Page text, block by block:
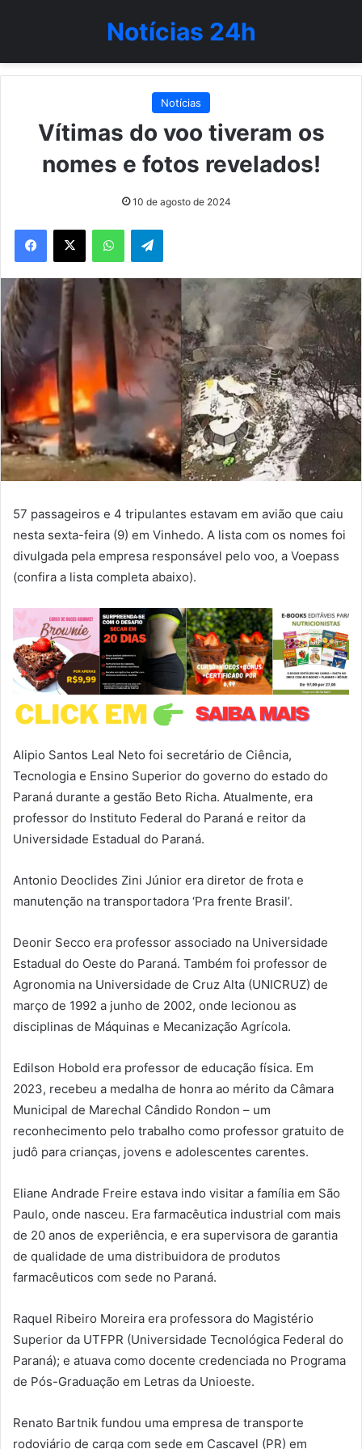
Notícias 24h
Notícias
Vítimas do voo tiveram os
nomes e fotos revelados!
10 de agosto de 2024
WhatsAppTelegram
57 passageiros e 4 tripulantes estavam em avião que caiu
nesta sexta-feira (9) em Vinhedo. A lista com os nomes foi
divulgada pela empresa responsável pelo voo, a Voepass
(confira a lista completa abaixo).
Alipio Santos Leal Neto foi secretário de Ciência,
Tecnologia e Ensino Superior do governo do estado do
Paraná durante a gestão Beto Richa. Atualmente, era
professor do Instituto Federal do Paraná e reitor da
Universidade Estadual do Paraná.
Antonio Deoclides Zini Júnior era diretor de frota e
manutenção na transportadora ‘Pra frente Brasil’.
Deonir Secco era professor associado na Universidade
Estadual do Oeste do Paraná. Também foi professor de
Agronomia na Universidade de Cruz Alta (UNICRUZ) de
março de 1992 a junho de 2002, onde lecionou as
disciplinas de Máquinas e Mecanização Agrícola.
Edilson Hobold era professor de educação física. Em
2023, recebeu a medalha de honra ao mérito da Câmara
Municipal de Marechal Cândido Rondon – um
reconhecimento pelo trabalho como professor gratuito de
judô para crianças, jovens e adolescentes carentes.
Eliane Andrade Freire estava indo visitar a família em São
Paulo, onde nasceu. Era farmacêutica industrial com mais
de 20 anos de experiência, e era supervisora de garantia
de qualidade de uma distribuidora de produtos
farmacêuticos com sede no Paraná.
Raquel Ribeiro Moreira era professora do Magistério
Superior da UTFPR (Universidade Tecnológica Federal do
Paraná); e atuava como docente credenciada no Programa
de Pós-Graduação em Letras da Unioeste.
Renato Bartnik fundou uma empresa de transporte
rodoviário de carga com sede em Cascavel (PR) em